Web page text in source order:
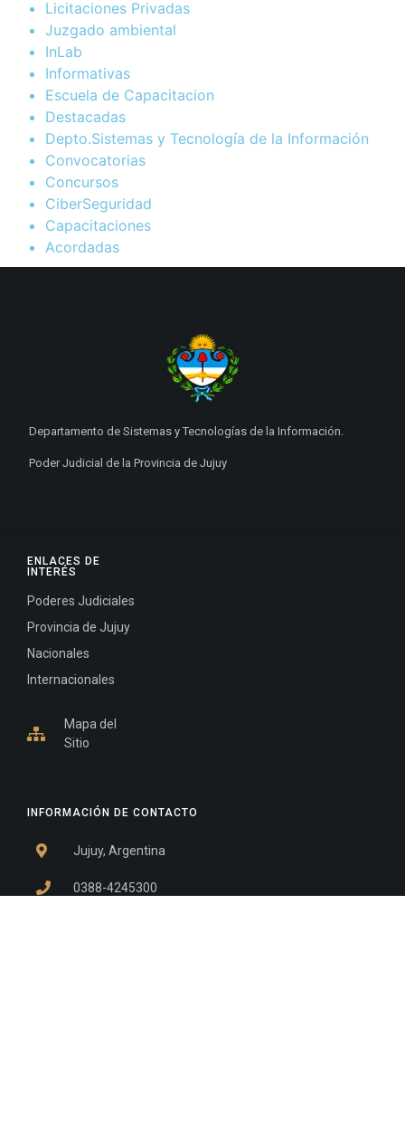
Licitaciones Privadas
Juzgado ambiental
InLab
Informativas
Escuela de Capacitacion
Destacadas
Depto.Sistemas y Tecnología de la Información
Convocatorias
Concursos
CiberSeguridad
Capacitaciones
Acordadas
INFORMACIÓN DE CONTACTO
Jujuy, Argentina
0388-4245300
ENLACES DE
INTERÉS
Poderes Judiciales
Provincia de Jujuy
Nacionales
Internacionales
Mapa del
Sitio
Departamento de Sistemas y Tecnologías de la Información.
Poder Judicial de la Provincia de Jujuy